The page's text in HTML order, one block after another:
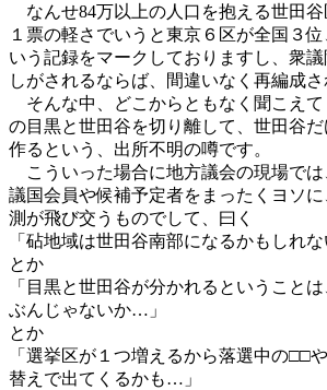
なんせ84万以上の人口を抱える世田谷
１票の軽さでいうと東京６区が全国３
いう記録をマークしておりますし、衆
しがされるならば、間違いなく再編成さ
そんな中、どこからともなく聞こえて
の目黒と世田谷を切り離して、世田谷
作るという、出所不明の噂です。
こういった場合に地方議会の現場で
議国会員や候補予定者をまったくヨソ
測が飛び交うものでして、曰く
「砧地域は世田谷南部になるかもしれ
とか
「目黒と世田谷が分かれるということ
ぶんじゃないか…」
とか
「選挙区が１つ増えるから落選中の
替えで出てくるかも…」